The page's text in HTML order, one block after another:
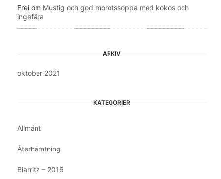
Frei om Mustig och god morotssoppa med kokos och
ingefära
ARKIV
oktober 2021
KATEGORIER
Allmänt
Återhämtning
Biarritz – 2016